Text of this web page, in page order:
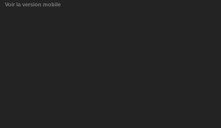
Voir la version mobile